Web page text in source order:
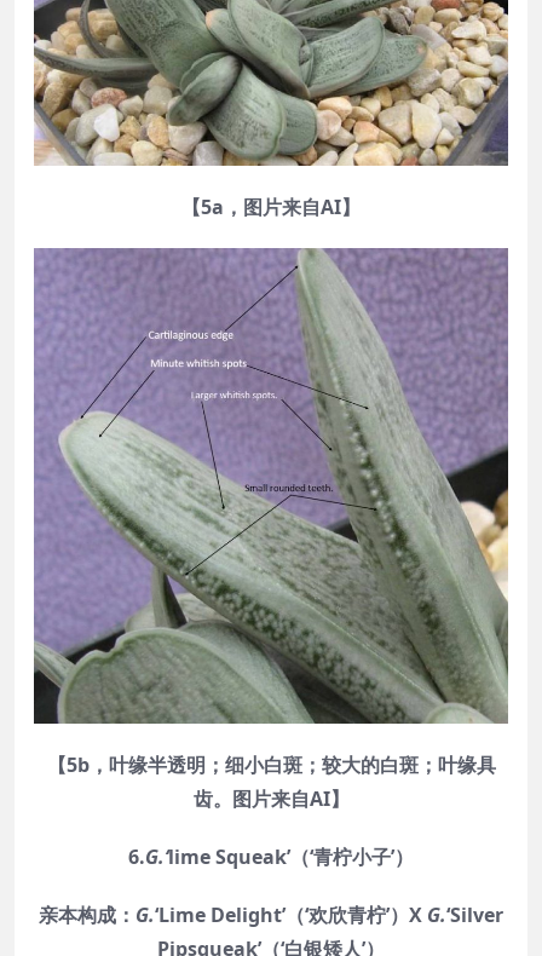
【5a，图片来自AI】
【5b，叶缘半透明；细小白斑；较大的白斑；叶缘具
齿。图片来自AI】
6.G.‘lime Squeak’（‘青柠小子’）
亲本构成： G.‘Lime Delight’（‘欢欣青柠’）X G.‘Silver
Pipsqueak’（‘白银矮人’）